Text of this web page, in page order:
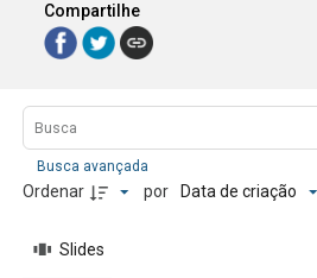
Compartilhe
Lista de itens
Controle de
Busca avançada
Ordenar por Data de criação
Slides